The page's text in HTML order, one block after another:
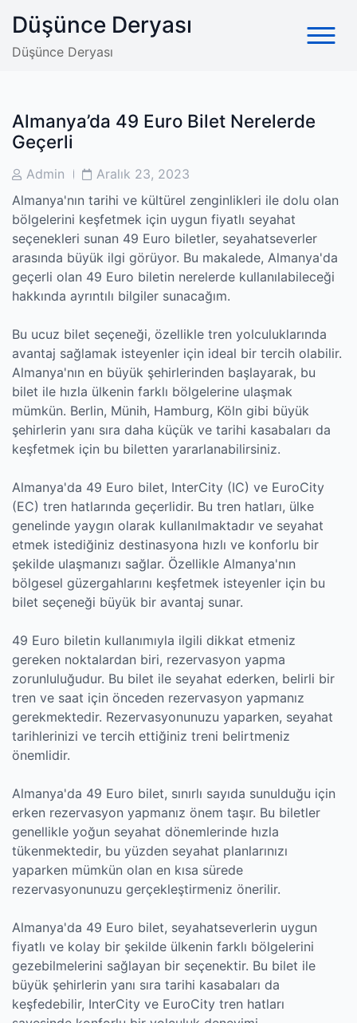
content
Düşünce Deryası
Düşünce Deryası
Almanya’da 49 Euro Bilet Nerelerde
Geçerli
PostAdmin
PostAralık 23, 2023
Almanya'nın tarihi ve kültürel zenginlikleri ile dolu olan
bölgelerini keşfetmek için uygun fiyatlı seyahat
seçenekleri sunan 49 Euro biletler, seyahatseverler
arasında büyük ilgi görüyor. Bu makalede, Almanya'da
geçerli olan 49 Euro biletin nerelerde kullanılabileceği
hakkında ayrıntılı bilgiler sunacağım.
Bu ucuz bilet seçeneği, özellikle tren yolculuklarında
avantaj sağlamak isteyenler için ideal bir tercih olabilir.
Almanya'nın en büyük şehirlerinden başlayarak, bu
bilet ile hızla ülkenin farklı bölgelerine ulaşmak
mümkün. Berlin, Münih, Hamburg, Köln gibi büyük
şehirlerin yanı sıra daha küçük ve tarihi kasabaları da
keşfetmek için bu biletten yararlanabilirsiniz.
Almanya'da 49 Euro bilet, InterCity (IC) ve EuroCity
(EC) tren hatlarında geçerlidir. Bu tren hatları, ülke
genelinde yaygın olarak kullanılmaktadır ve seyahat
etmek istediğiniz destinasyona hızlı ve konforlu bir
şekilde ulaşmanızı sağlar. Özellikle Almanya'nın
bölgesel güzergahlarını keşfetmek isteyenler için bu
bilet seçeneği büyük bir avantaj sunar.
49 Euro biletin kullanımıyla ilgili dikkat etmeniz
gereken noktalardan biri, rezervasyon yapma
zorunluluğudur. Bu bilet ile seyahat ederken, belirli bir
tren ve saat için önceden rezervasyon yapmanız
gerekmektedir. Rezervasyonunuzu yaparken, seyahat
tarihlerinizi ve tercih ettiğiniz treni belirtmeniz
önemlidir.
Almanya'da 49 Euro bilet, sınırlı sayıda sunulduğu için
erken rezervasyon yapmanız önem taşır. Bu biletler
genellikle yoğun seyahat dönemlerinde hızla
tükenmektedir, bu yüzden seyahat planlarınızı
yaparken mümkün olan en kısa sürede
rezervasyonunuzu gerçekleştirmeniz önerilir.
Almanya'da 49 Euro bilet, seyahatseverlerin uygun
fiyatlı ve kolay bir şekilde ülkenin farklı bölgelerini
gezebilmelerini sağlayan bir seçenektir. Bu bilet ile
büyük şehirlerin yanı sıra tarihi kasabaları da
keşfedebilir, InterCity ve EuroCity tren hatları